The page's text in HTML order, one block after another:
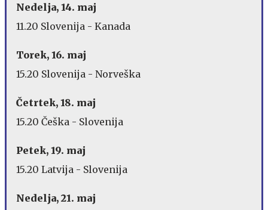
Nedelja, 14. maj
11.20 Slovenija - Kanada
Torek, 16. maj
15.20 Slovenija - Norveška
Četrtek, 18. maj
15.20 Češka - Slovenija
Petek, 19. maj
15.20 Latvija - Slovenija
Nedelja, 21. maj